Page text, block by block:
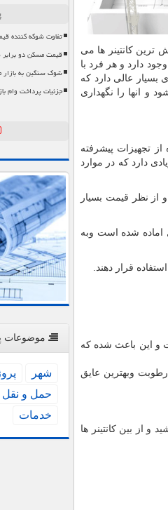
ترین کانتینر ها می
دارد و هر فرد با
بسیار عالی دارد که
و انها را نگهداری
از تجهیزات پیشرفته
دارد که در موارد
از نظر قیمت بسیار
اماده شده است وبه
قرار دهند.
و این باعث شده که
رطوبت وبهترین عایق
از بین کانتینر ها
تفاوت شوکه کننده
قیمت مسکن دو
شوک سنگین به
جزئیات پرداخت وام
موضوعات
شهر
حمل و نقل
خدمات